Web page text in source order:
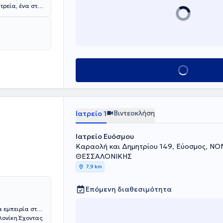
ένα στο
επιτυχία
Σπουδών
- ασθενή
Κλείσε ραντεβού
στην
Ιατρείο 1 Βιντεοκλήση
Ιατρείο Ευόσμου
Καραολή και Δημητρίου 149, Εύοσμος,
ΘΕΣΣΑΛΟΝΙΚΗΣ
7,9 km
Επόμενη διαθεσιμότητα